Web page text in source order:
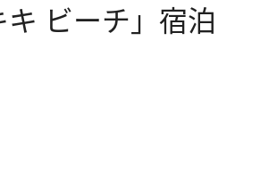
ビーチ」宿泊